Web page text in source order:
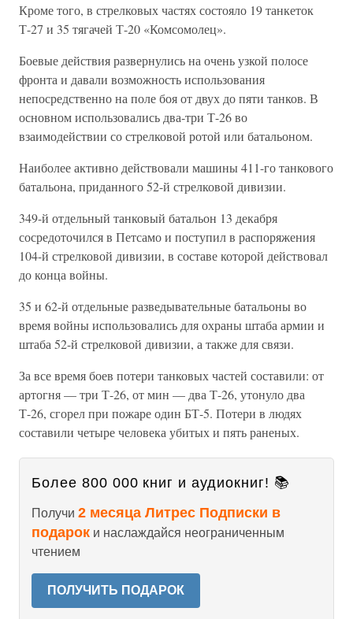
Кроме того, в стрелковых частях состояло 19 танкеток
Т-27 и 35 тягачей Т-20 «Комсомолец».
Боевые действия развернулись на очень узкой полосе
фронта и давали возможность использования
непосредственно на поле боя от двух до пяти танков. В
основном использовались два-три Т-26 во
взаимодействии со стрелковой ротой или батальоном.
Наиболее активно действовали машины 411-го танкового
батальона, приданного 52-й стрелковой дивизии.
349-й отдельный танковый батальон 13 декабря
сосредоточился в Петсамо и поступил в распоряжения
104-й стрелковой дивизии, в составе которой действовал
до конца войны.
35 и 62-й отдельные разведывательные батальоны во
время войны использовались для охраны штаба армии и
штаба 52-й стрелковой дивизии, а также для связи.
За все время боев потери танковых частей составили: от
артогня — три Т-26, от мин — два Т-26, утонуло два
Т-26, сгорел при пожаре один БТ-5. Потери в людях
составили четыре человека убитых и пять раненых.
Более 800 000 книг и аудиокниг! 📚
Получи 2 месяца Литрес Подписки в
подарок и наслаждайся неограниченным
чтением
ПОЛУЧИТЬ ПОДАРОК